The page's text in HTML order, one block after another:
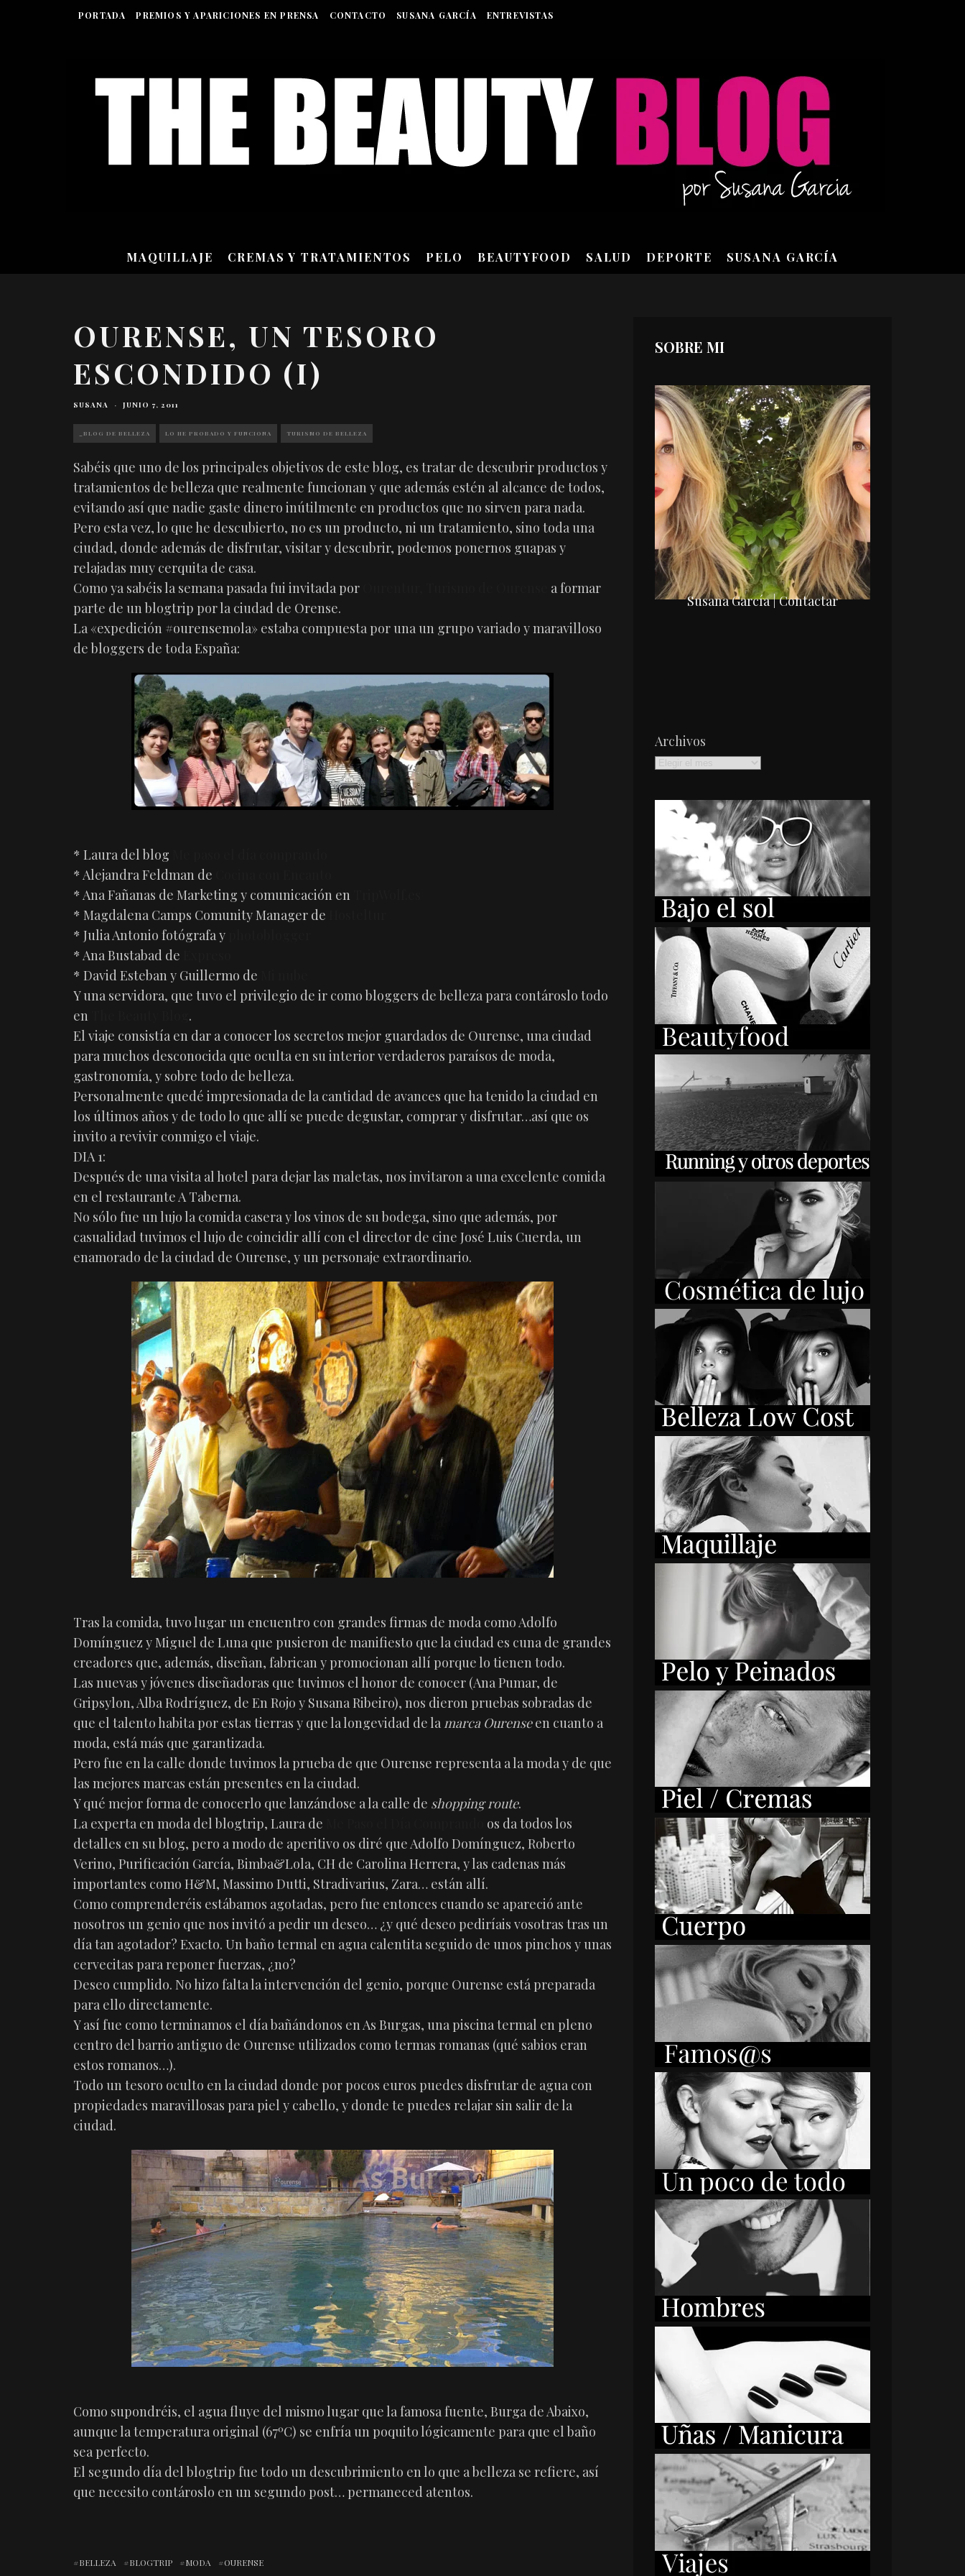
PORTADA PREMIOS Y APARICIONES EN PRENSA CONTACTO SUSANA GARCÍA ENTREVISTAS
MAQUILLAJE CREMAS Y TRATAMIENTOS PELO BEAUTYFOOD SALUD DEPORTE SUSANA GARCÍA
OURENSE, UN TESORO
ESCONDIDO (I)
SUSANA · JUNIO 7, 2011
_BLOG DE BELLEZA LO HE PROBADO Y FUNCIONA TURISMO DE BELLEZA
Sabéis que uno de los principales objetivos de este blog, es tratar de descubrir productos y
tratamientos de belleza que realmente funcionan y que además estén al alcance de todos,
evitando así que nadie gaste dinero inútilmente en productos que no sirven para nada.
Pero esta vez, lo que he descubierto, no es un producto, ni un tratamiento, sino toda una
ciudad, donde además de disfrutar, visitar y descubrir, podemos ponernos guapas y
relajadas muy cerquita de casa.
Como ya sabéis la semana pasada fui invitada por
a formar
parte de un blogtrip por la ciudad de Orense.
La «expedición #ourensemola» estaba compuesta por una un grupo variado y maravilloso
de bloggers de toda España:
* Laura del blog
* Alejandra Feldman de
* Ana Fañanas de Marketing y comunicación en
* Magdalena Camps Comunity Manager de
* Julia Antonio fotógrafa y
* Ana Bustabad de
* David Esteban y Guillermo de
Y una servidora, que tuvo el privilegio de ir como bloggers de belleza para contároslo todo
en
.
El viaje consistía en dar a conocer los secretos mejor guardados de Ourense, una ciudad
para muchos desconocida que oculta en su interior verdaderos paraísos de moda,
gastronomía, y sobre todo de belleza.
Personalmente quedé impresionada de la cantidad de avances que ha tenido la ciudad en
los últimos años y de todo lo que allí se puede degustar, comprar y disfrutar…así que os
invito a revivir conmigo el viaje.
DIA 1:
Después de una visita al hotel para dejar las maletas, nos invitaron a una excelente comida
en el restaurante A Taberna.
No sólo fue un lujo la comida casera y los vinos de su bodega, sino que además, por
casualidad tuvimos el lujo de coincidir allí con el director de cine José Luis Cuerda, un
enamorado de la ciudad de Ourense, y un personaje extraordinario.
Tras la comida, tuvo lugar un encuentro con grandes firmas de moda como Adolfo
Domínguez y Miguel de Luna que pusieron de manifiesto que la ciudad es cuna de grandes
creadores que, además, diseñan, fabrican y promocionan allí porque lo tienen todo.
Las nuevas y jóvenes diseñadoras que tuvimos el honor de conocer (Ana Pumar, de
Gripsylon, Alba Rodríguez, de En Rojo y Susana Ribeiro), nos dieron pruebas sobradas de
que el talento habita por estas tierras y que la longevidad de la marca Ourenseen cuanto a
moda, está más que garantizada.
Pero fue en la calle donde tuvimos la prueba de que Ourense representa a la moda y de que
las mejores marcas están presentes en la ciudad.
Y qué mejor forma de conocerlo que lanzándose a la calle de shopping route.
La experta en moda del blogtrip, Laura de
os da todos los
detalles en su blog, pero a modo de aperitivo os diré que Adolfo Domínguez, Roberto
Verino, Purificación García, Bimba&Lola, CH de Carolina Herrera, y las cadenas más
importantes como H&M, Massimo Dutti, Stradivarius, Zara… están allí.
Como comprenderéis estábamos agotadas, pero fue entonces cuando se apareció ante
nosotros un genio que nos invitó a pedir un deseo… ¿y qué deseo pediríais vosotras tras un
día tan agotador? Exacto. Un baño termal en agua calentita seguido de unos pinchos y unas
cervecitas para reponer fuerzas, ¿no?
Deseo cumplido. No hizo falta la intervención del genio, porque Ourense está preparada
para ello directamente.
Y así fue como terminamos el día bañándonos en As Burgas, una piscina termal en pleno
centro del barrio antiguo de Ourense utilizados como termas romanas (qué sabios eran
estos romanos…).
Todo un tesoro oculto en la ciudad donde por pocos euros puedes disfrutar de agua con
propiedades maravillosas para piel y cabello, y donde te puedes relajar sin salir de la
ciudad.
Como supondréis, el agua fluye del mismo lugar que la famosa fuente, Burga de Abaixo,
aunque la temperatura original (67ºC) se enfría un poquito lógicamente para que el baño
sea perfecto.
El segundo día del blogtrip fue todo un descubrimiento en lo que a belleza se refiere, así
que necesito contároslo en un segundo post… permaneced atentos.
BELLEZA BLOGTRIP MODA OURENSE
SOBRE MI
Susana García | Contactar
Archivos